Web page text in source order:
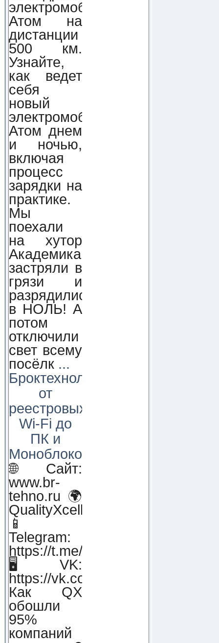
электромобиля
Атом на
дистанции
500 км.
Узнайте,
как ведет
себя
новый
электромобиль
Атом днем
и ночью,
включая
процесс
зарядки на
практике.
Мы
поехали
на хутор
Академика,
застряли в
грязи и
разрядились
в НОЛЬ! А
потом
отключили
свет всему
посёлк ...
Броктехнолоджи:
от
реестровых
Wi-Fi до
ПК и
Моноблоков!
🌐 Сайт:
www.br-
tehno.ru 🌍
QualityXcellence.ru
📱
Telegram:
https://t.me/qx_lab_IT
🖥 VK:
https://vk.com/qualityxcellenc
Как QX
обошли
95%
компаний